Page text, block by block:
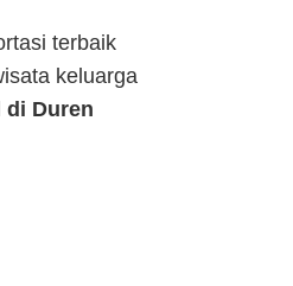
terbaik
keluarga
di Duren